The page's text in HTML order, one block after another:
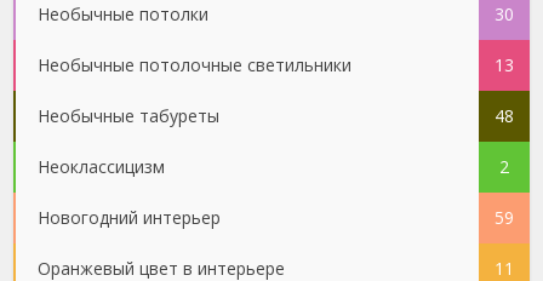
Необычные потолки 30
Необычные потолочные светильники 13
Необычные табуреты 48
Неоклассицизм 2
Новогодний интерьер 59
Оранжевый цвет в интерьере 11